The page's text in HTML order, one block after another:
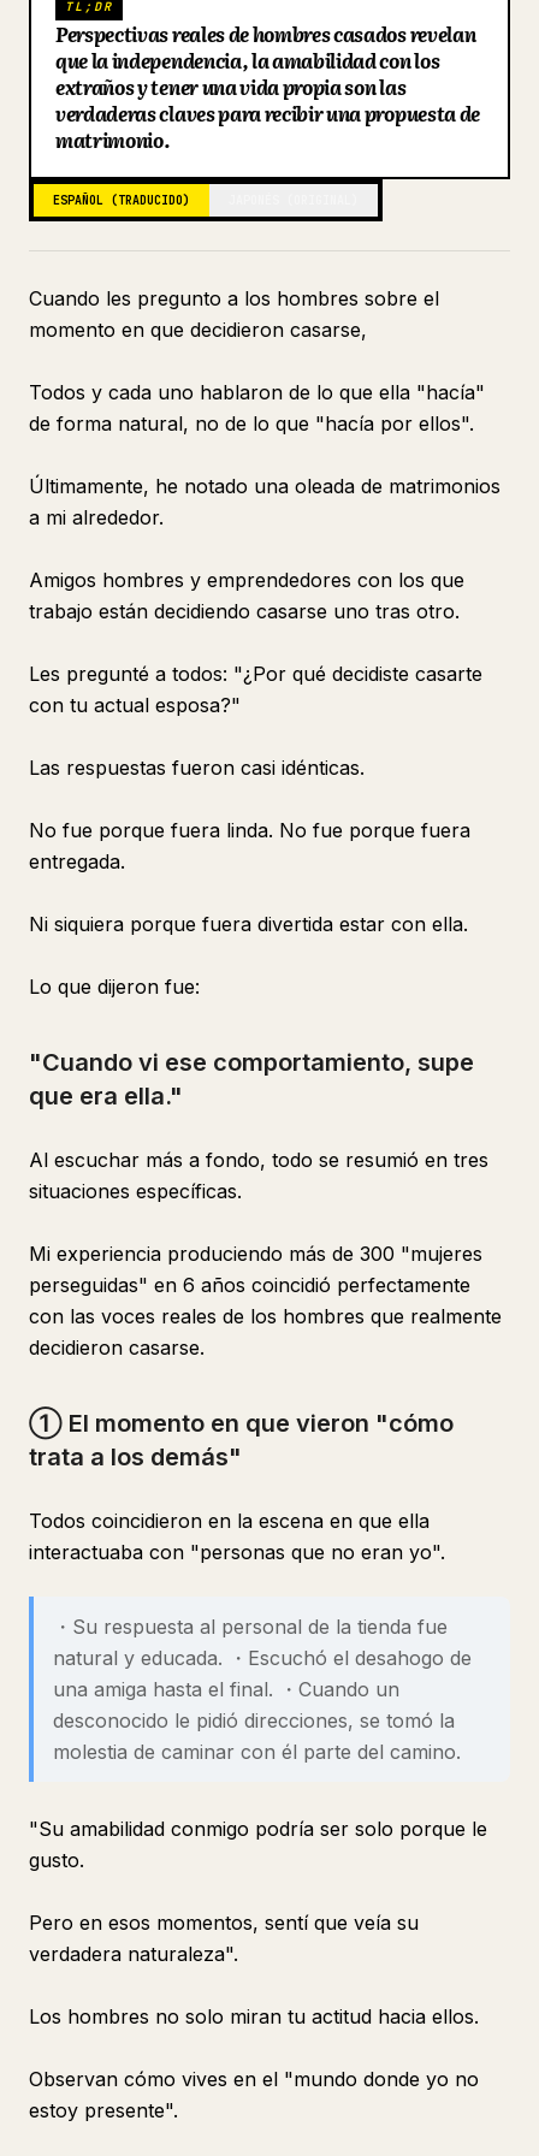
Blog
Actualizaciones
TL;DR
Perspectivas reales de hombres casados revelan
que la independencia, la amabilidad con los
extraños y tener una vida propia son las
verdaderas claves para recibir una propuesta de
matrimonio.
ESPAÑOL (TRADUCIDO)
Cuando les pregunto a los hombres sobre el
momento en que decidieron casarse,
Todos y cada uno hablaron de lo que ella "hacía"
de forma natural, no de lo que "hacía por ellos".
Últimamente, he notado una oleada de matrimonios
a mi alrededor.
Amigos hombres y emprendedores con los que
trabajo están decidiendo casarse uno tras otro.
Les pregunté a todos: "¿Por qué decidiste casarte
con tu actual esposa?"
Las respuestas fueron casi idénticas.
No fue porque fuera linda. No fue porque fuera
entregada.
Ni siquiera porque fuera divertida estar con ella.
Lo que dijeron fue:
"Cuando vi ese comportamiento, supe
que era ella."
Al escuchar más a fondo, todo se resumió en tres
situaciones específicas.
Mi experiencia produciendo más de 300 "mujeres
perseguidas" en 6 años coincidió perfectamente
con las voces reales de los hombres que realmente
decidieron casarse.
① El momento en que vieron "cómo
trata a los demás"
Todos coincidieron en la escena en que ella
interactuaba con "personas que no eran yo".
・Su respuesta al personal de la tienda fue
natural y educada. ・Escuchó el desahogo de
una amiga hasta el final. ・Cuando un
desconocido le pidió direcciones, se tomó la
molestia de caminar con él parte del camino.
"Su amabilidad conmigo podría ser solo porque le
gusto.
Pero en esos momentos, sentí que veía su
verdadera naturaleza".
Los hombres no solo miran tu actitud hacia ellos.
Observan cómo vives en el "mundo donde yo no
estoy presente".